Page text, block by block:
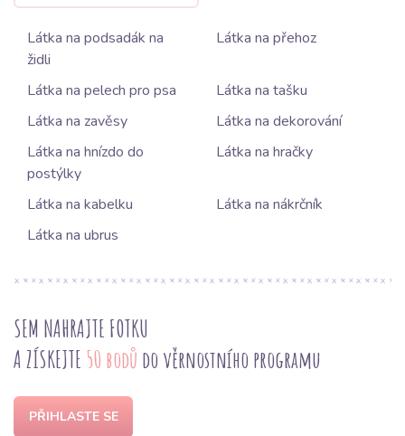
Látka na podsadák na
židli
Látka na přehoz
Látka na pelech pro psa
Látka na tašku
Látka na zavěsy
Látka na dekorování
Látka na hnízdo do
postýlky
Látka na hračky
Látka na kabelku
Látka na nákrčník
Látka na ubrus
SEM NAHRAJTE FOTKU
A ZÍSKEJTE 50 bodů do věrnostního programu
PŘIHLASTE SE